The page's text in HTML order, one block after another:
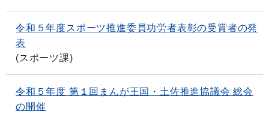
令和５年度スポーツ推進委員功労者表彰の受賞者の発
表
(スポーツ課)
令和５年度 第１回まんが王国・土佐推進協議会 総会
の開催